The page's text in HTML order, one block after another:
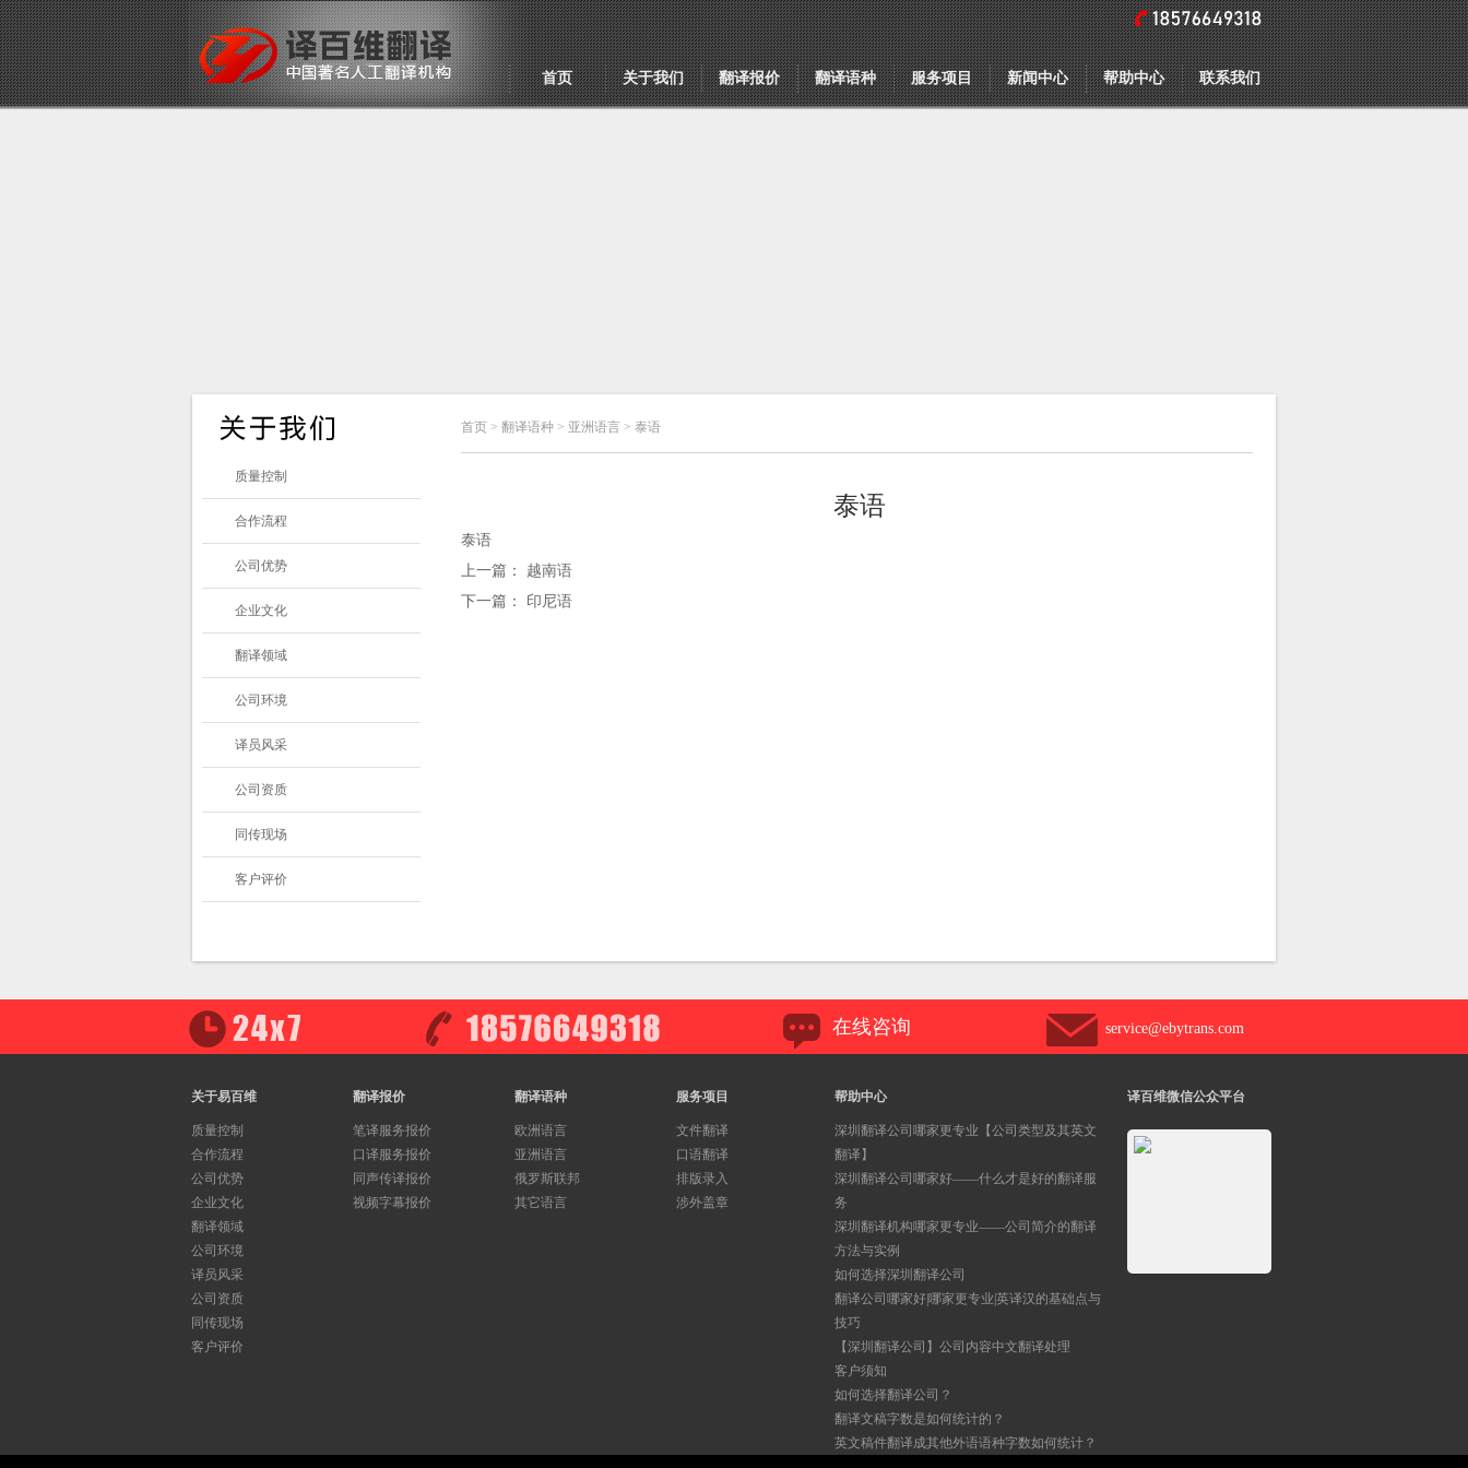
首页 关于我们 翻译报价 翻译语种 服务项目 新闻中心 帮助中心 联系我们
质量控制
合作流程
公司优势
企业文化
翻译领域
公司环境
译员风采
公司资质
同传现场
客户评价
首页 > 翻译语种 > 亚洲语言 > 泰语
泰语
泰语
上一篇： 越南语
下一篇： 印尼语
在线咨询 service@ebytrans.com
关于易百维
质量控制
合作流程
公司优势
企业文化
翻译领域
公司环境
译员风采
公司资质
同传现场
客户评价
翻译报价
笔译服务报价
口译服务报价
同声传译报价
视频字幕报价
翻译语种
欧洲语言
亚洲语言
俄罗斯联邦
其它语言
服务项目
文件翻译
口语翻译
排版录入
涉外盖章
帮助中心
深圳翻译公司哪家更专业【公司类型及其英文
翻译】
深圳翻译公司哪家好——什么才是好的翻译服
务
深圳翻译机构哪家更专业——公司简介的翻译
方法与实例
如何选择深圳翻译公司
翻译公司哪家好|哪家更专业|英译汉的基础点与
技巧​
【深圳翻译公司】公司内容中文翻译处理
客户须知
如何选择翻译公司？
翻译文稿字数是如何统计的？
英文稿件翻译成其他外语语种字数如何统计？
译百维微信公众平台